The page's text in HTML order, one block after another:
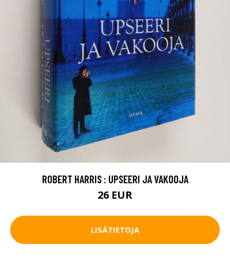
ROBERT HARRIS : UPSEERI JA VAKOOJA
26 EUR
LISÄTIETOJA